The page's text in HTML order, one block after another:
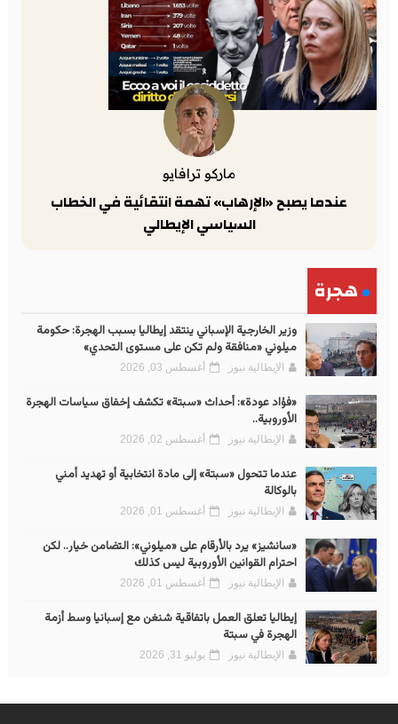
ماركو ترافايو
عندما يصبح «الإرهاب» تهمة انتقائية في الخطاب
السياسي الإيطالي
هجرة
وزير الخارجية الإسباني ينتقد إيطاليا بسبب الهجرة: حكومة
ميلوني «منافقة ولم تكن على مستوى التحدي»
الإيطالية نيوز أغسطس 03, 2026
«فؤاد عودة»: أحداث «سبتة» تكشف إخفاق سياسات الهجرة
الأوروبية..
الإيطالية نيوز أغسطس 02, 2026
عندما تتحول «سبتة» إلى مادة انتخابية أو تهديد أمني
بالوكالة
الإيطالية نيوز أغسطس 01, 2026
«سانشيز» يرد بالأرقام على «ميلوني»: التضامن خيار.. لكن
احترام القوانين الأوروبية ليس كذلك
الإيطالية نيوز أغسطس 01, 2026
إيطاليا تعلق العمل باتفاقية شنغن مع إسبانيا وسط أزمة
الهجرة في سبتة
الإيطالية نيوز يوليو 31, 2026